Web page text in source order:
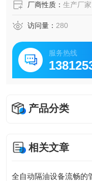
厂商性质： 生产厂家
访问量： 280
服务热线
产品分类
相关文章
全自动隔油设备流畅的